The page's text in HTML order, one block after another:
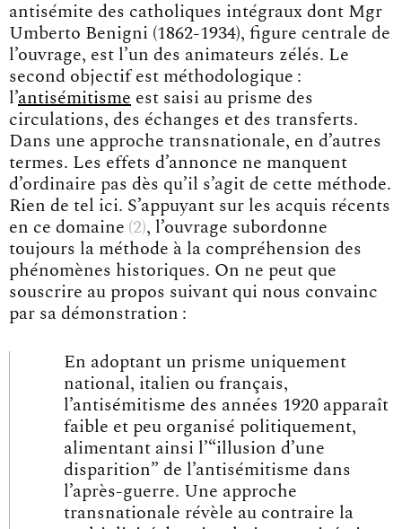
antisémite des catholiques intégraux dont Mgr
Umberto Benigni (1862-1934), figure centrale de
l’ouvrage, est l’un des animateurs zélés. Le
second objectif est méthodologique :
l’antisémitisme est saisi au prisme des
circulations, des échanges et des transferts.
Dans une approche transnationale, en d’autres
termes. Les effets d’annonce ne manquent
d’ordinaire pas dès qu’il s’agit de cette méthode.
Rien de tel ici. S’appuyant sur les acquis récents
en ce domaine 2 , l’ouvrage subordonne
toujours la méthode à la compréhension des
phénomènes historiques. On ne peut que
souscrire au propos suivant qui nous convainc
par sa démonstration :
En adoptant un prisme uniquement
national, italien ou français,
l’antisémitisme des années 1920 apparaît
faible et peu organisé politiquement,
alimentant ainsi l’“illusion d’une
disparition” de l’antisémitisme dans
l’après-guerre. Une approche
transnationale révèle au contraire la